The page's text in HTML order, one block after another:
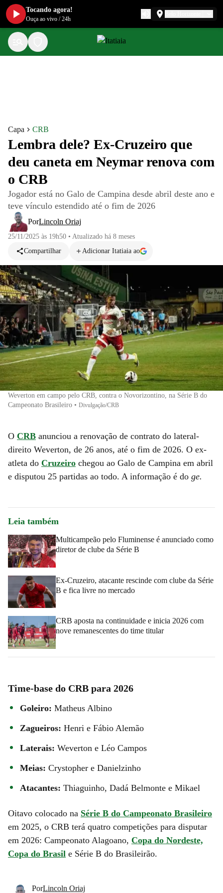
Capa CRB
Lembra dele? Ex-Cruzeiro que
deu caneta em Neymar renova com
o CRB
Jogador está no Galo de Campina desde abril deste ano e
teve vínculo estendido até o fim de 2026
PorLincoln Oriaj
25/11/2025 às 19h50 • Atualizado há 8 meses
Compartilhar
Adicionar Itatiaia ao
Weverton em campo pelo CRB, contra o Novorizontino, na Série B do
Campeonato Brasileiro • Divulgação/CRB
O CRB anunciou a renovação de contrato do lateral-
direito Weverton, de 26 anos, até o fim de 2026. O ex-
atleta do Cruzeiro chegou ao Galo de Campina em abril
e disputou 25 partidas ao todo. A informação é do ge.
Leia também
Multicampeão pelo Fluminense é anunciado como
diretor de clube da Série B
Ex-Cruzeiro, atacante rescinde com clube da Série
B e fica livre no mercado
CRB aposta na continuidade e inicia 2026 com
nove remanescentes do time titular
Time-base do CRB para 2026
Goleiro: Matheus Albino
Zagueiros: Henri e Fábio Alemão
Laterais: Weverton e Léo Campos
Meias: Crystopher e Danielzinho
Atacantes: Thiaguinho, Dadá Belmonte e Mikael
Oitavo colocado na Série B do Campeonato Brasileiro
em 2025, o CRB terá quatro competições para disputar
em 2026: Campeonato Alagoano, Copa do Nordeste,
Copa do Brasil e Série B do Brasileirão.
PorLincoln Oriaj
Tocando agora!
Ouça ao vivo /24h